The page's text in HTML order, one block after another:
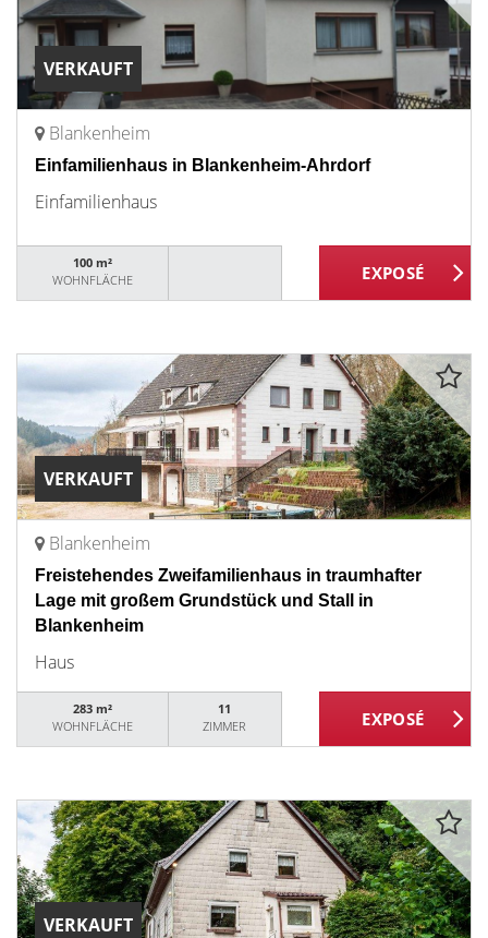
VERKAUFT
Blankenheim
Einfamilienhaus in Blankenheim-Ahrdorf
Einfamilienhaus
100 m²
WOHNFLÄCHE
VERKAUFT
Blankenheim
Freistehendes Zweifamilienhaus in traumhafter
Lage mit großem Grundstück und Stall in
Blankenheim
Haus
283 m²
WOHNFLÄCHE
11
ZIMMER
VERKAUFT